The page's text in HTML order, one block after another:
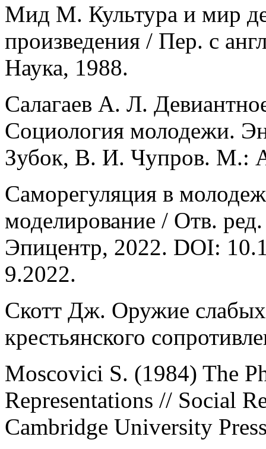
Мид М. Культура и мир
произведения / Пер. с
Наука, 1988.
Салагаев А. Л.
Социология молодежи.
Зубок, В. И. Чупров. М.:
Саморегуляция в
моделирование / Отв.
Эпицентр, 2022. DOI:
9.2022.
Скотт Дж. Оружие
крестьянского
Moscovici S. (1984) The
Representations // Social
Cambridge University